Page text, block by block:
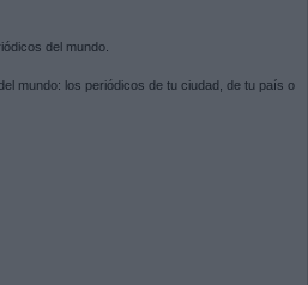
del mundo.
mundo: los periódicos de tu ciudad, de tu país o